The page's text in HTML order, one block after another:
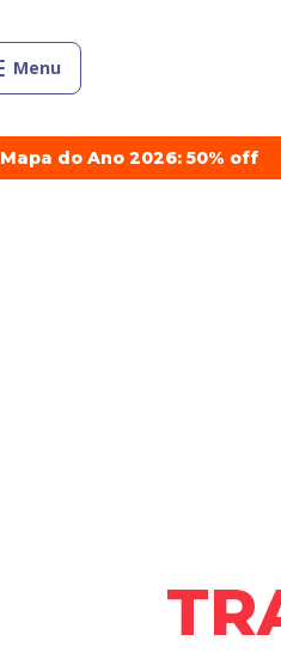
Menu
Mapa do Ano 2026: 50% off